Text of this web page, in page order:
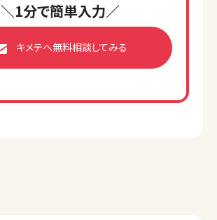
＼1分で簡単入力／
キメテへ無料相談してみる